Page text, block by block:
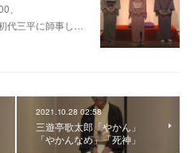
、
三平に師事し…
2021.10.28 02:58
三遊亭歌太郎「やかん」
「やかんなめ」「死神」